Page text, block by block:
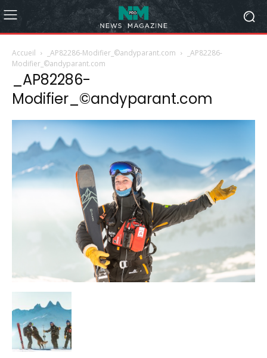
Accueil _AP82286-Modifier_©andyparant.com
_AP82286-
Modifier_©andyparant.com
_AP82286-
Modifier_©andyparant.com